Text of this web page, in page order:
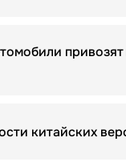
привозят
китайских